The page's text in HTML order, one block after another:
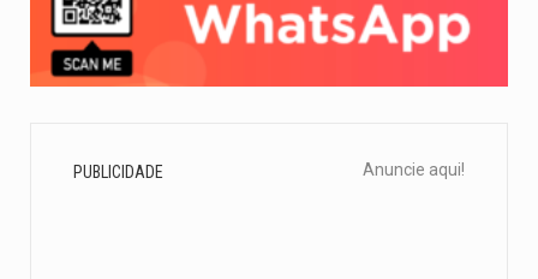
PUBLICIDADE Anuncie aqui!